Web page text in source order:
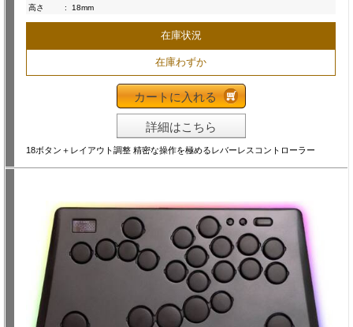
高さ
: 18mm
在庫状況
在庫わずか
カートに入れる
詳細はこちら
18ボタン＋レイアウト調整 精密な操作を極めるレバーレスコントローラー